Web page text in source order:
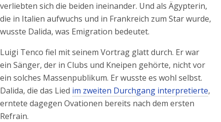
verliebten sich die beiden ineinander. Und als Ägypterin,
die in Italien aufwuchs und in Frankreich zum Star wurde,
wusste Dalida, was Emigration bedeutet.
Luigi Tenco fiel mit seinem Vortrag glatt durch. Er war
ein Sänger, der in Clubs und Kneipen gehörte, nicht vor
ein solches Massenpublikum. Er wusste es wohl selbst.
Dalida, die das Lied im zweiten Durchgang interpretierte,
erntete dagegen Ovationen bereits nach dem ersten
Refrain.